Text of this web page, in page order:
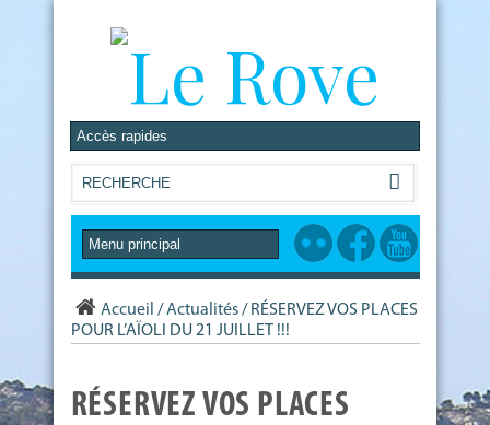
Accueil /Actualités/ RÉSERVEZ VOS PLACES
POUR L’AÏOLI DU 21 JUILLET !!!
RÉSERVEZ VOS PLACES